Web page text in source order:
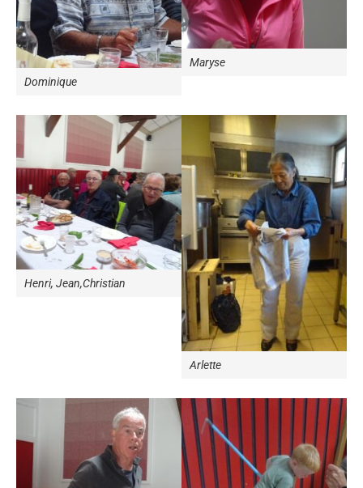
Dominique
Maryse
Henri, Jean,Christian
Arlette